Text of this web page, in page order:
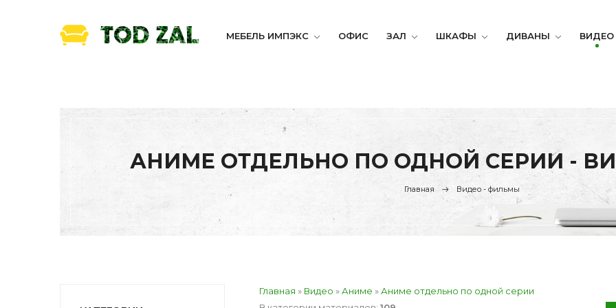
МЕБЕЛЬ ИМПЭКС ОФИС ЗАЛ ШКАФЫ ДИВАНЫ ВИДЕО
АНИМЕ ОТДЕЛЬНО ПО ОДНОЙ СЕРИИ -
Главная Видео - фильмы
Главная » Видео »Аниме »Аниме отдельно по одной серии